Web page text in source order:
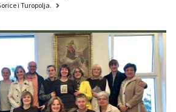
i Turopolja.